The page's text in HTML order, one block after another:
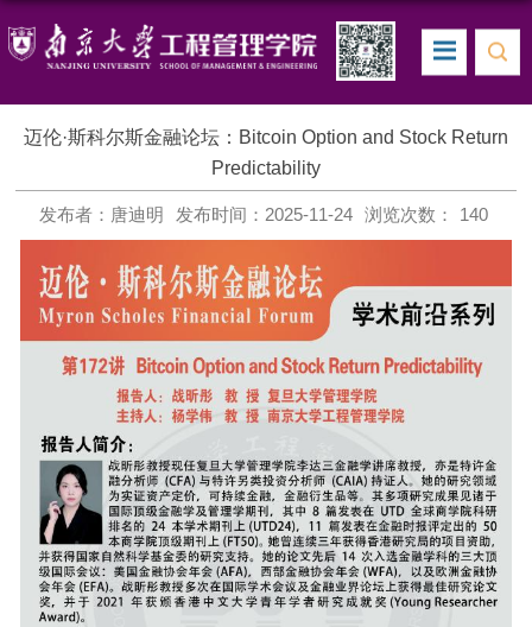
迈伦·斯科尔斯金融论坛：Bitcoin Option and Stock Return
Predictability
发布者：唐迪明 发布时间：2025-11-24 浏览次数： 140